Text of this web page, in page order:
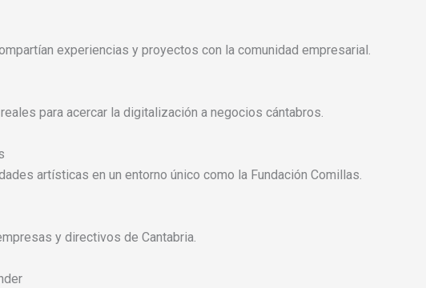
experiencias y proyectos con la comunidad empresarial.
para acercar la digitalización a negocios cántabros.
artísticas en un entorno único como la Fundación Comillas.
y directivos de Cantabria.